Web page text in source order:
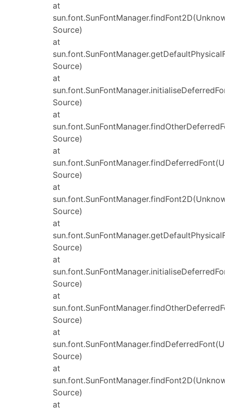
at
Source)
at
Source)
at
Source)
at
Source)
at
Source)
at
Source)
at
Source)
at
Source)
at
Source)
at
Source)
at
Source)
at